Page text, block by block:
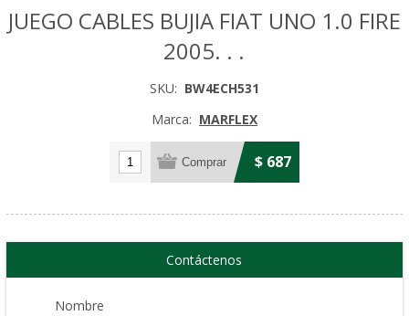
JUEGO CABLES BUJIA FIAT UNO 1.0 FIRE
2005. . .
SKU: BW4ECH531
Marca: MARFLEX
$ 687
Contáctenos
Nombre